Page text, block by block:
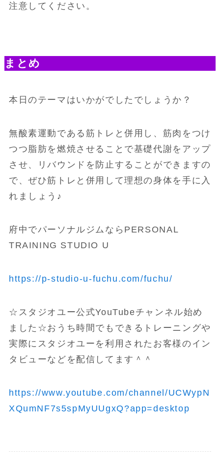
注意してください。
まとめ
本日のテーマはいかがでしたでしょうか？
無酸素運動である筋トレと併用し、筋肉をつけ
つつ脂肪を燃焼させることで基礎代謝をアップ
させ、リバウンドを防止することができますの
で、ぜひ筋トレと併用して理想の身体を手に入
れましょう♪
府中でパーソナルジムならPERSONAL
TRAINING STUDIO U
https://p-studio-u-fuchu.com/fuchu/
☆スタジオユー公式YouTubeチャンネル始め
ました☆おうち時間でもできるトレーニングや
実際にスタジオユーを利用されたお客様のイン
タビューなどを配信してます＾＾
https://www.youtube.com/channel/UCWypN
XQumNF7s5spMyUUgxQ?app=desktop